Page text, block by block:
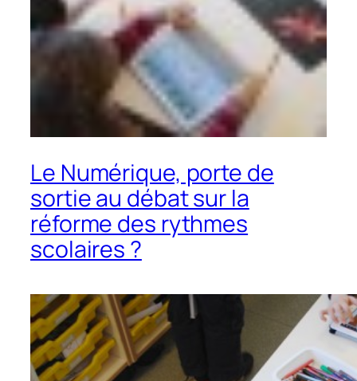
Le Numérique, porte de
sortie au débat sur la
réforme des rythmes
scolaires ?